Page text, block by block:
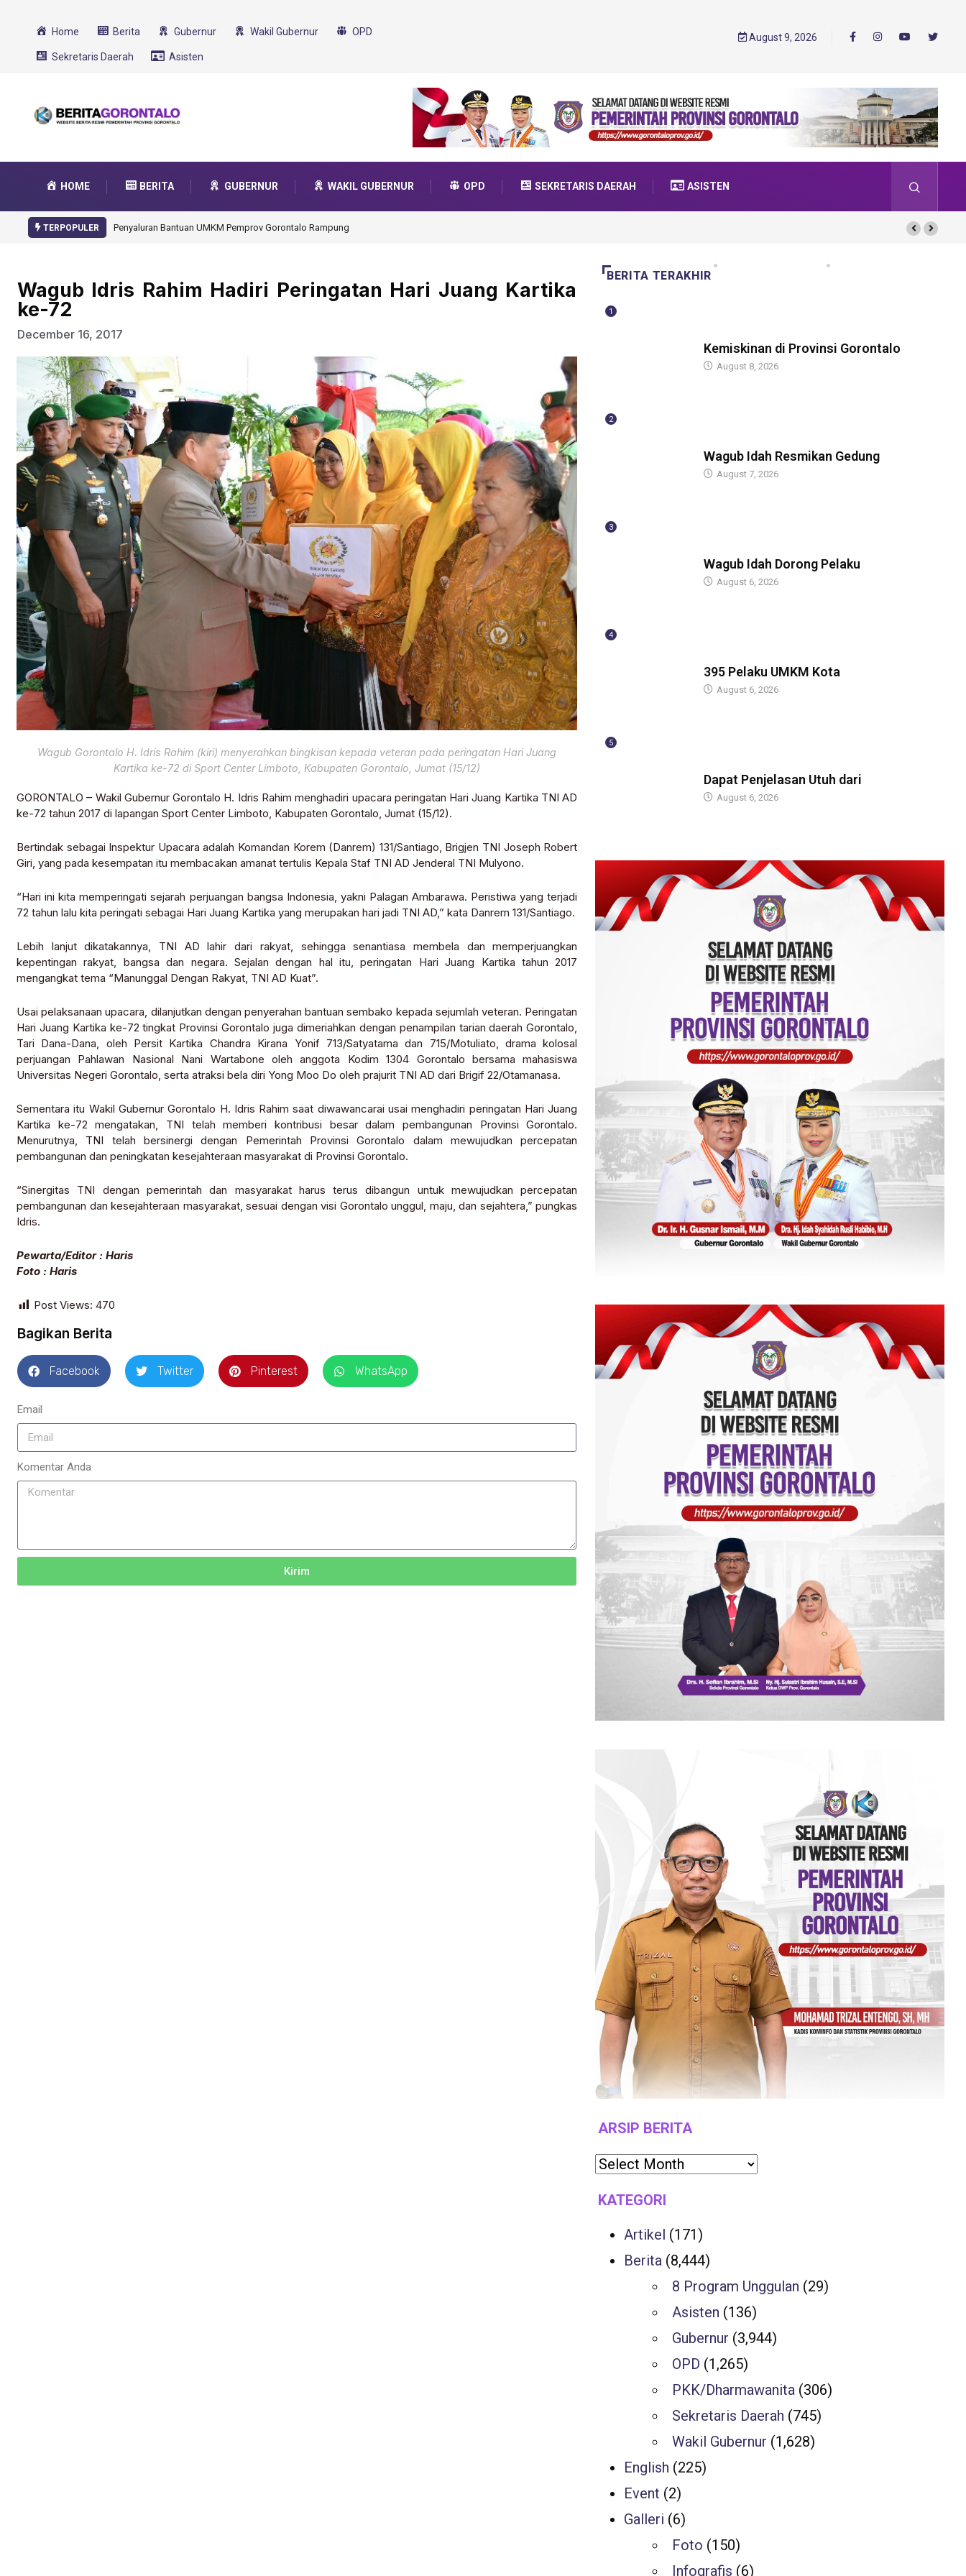
Home Berita Gubernur Wakil Gubernur OPD
Sekretaris Daerah Asisten
August 9, 2026
HOME BERITA GUBERNUR WAKIL GUBERNUR OPD SEKRETARIS DAERAH ASISTEN
TERPOPULER Gorontalo Ikut Dukung Program SMA Unggul Garuda Transformasi 2025
Wagub Idris Rahim Hadiri Peringatan Hari Juang Kartika
ke-72
December 16, 2017
Wagub Gorontalo H. Idris Rahim (kiri) menyerahkan bingkisan kepada veteran pada peringatan Hari Juang
Kartika ke-72 di Sport Center Limboto, Kabupaten Gorontalo, Jumat (15/12)
GORONTALO – Wakil Gubernur Gorontalo H. Idris Rahim menghadiri upacara peringatan Hari Juang Kartika TNI AD
ke-72 tahun 2017 di lapangan Sport Center Limboto, Kabupaten Gorontalo, Jumat (15/12).
Bertindak sebagai Inspektur Upacara adalah Komandan Korem (Danrem) 131/Santiago, Brigjen TNI Joseph Robert
Giri, yang pada kesempatan itu membacakan amanat tertulis Kepala Staf TNI AD Jenderal TNI Mulyono.
“Hari ini kita memperingati sejarah perjuangan bangsa Indonesia, yakni Palagan Ambarawa. Peristiwa yang terjadi
72 tahun lalu kita peringati sebagai Hari Juang Kartika yang merupakan hari jadi TNI AD,” kata Danrem 131/Santiago.
Lebih lanjut dikatakannya, TNI AD lahir dari rakyat, sehingga senantiasa membela dan memperjuangkan
kepentingan rakyat, bangsa dan negara. Sejalan dengan hal itu, peringatan Hari Juang Kartika tahun 2017
mengangkat tema “Manunggal Dengan Rakyat, TNI AD Kuat”.
Usai pelaksanaan upacara, dilanjutkan dengan penyerahan bantuan sembako kepada sejumlah veteran. Peringatan
Hari Juang Kartika ke-72 tingkat Provinsi Gorontalo juga dimeriahkan dengan penampilan tarian daerah Gorontalo,
Tari Dana-Dana, oleh Persit Kartika Chandra Kirana Yonif 713/Satyatama dan 715/Motuliato, drama kolosal
perjuangan Pahlawan Nasional Nani Wartabone oleh anggota Kodim 1304 Gorontalo bersama mahasiswa
Universitas Negeri Gorontalo, serta atraksi bela diri Yong Moo Do oleh prajurit TNI AD dari Brigif 22/Otamanasa.
Sementara itu Wakil Gubernur Gorontalo H. Idris Rahim saat diwawancarai usai menghadiri peringatan Hari Juang
Kartika ke-72 mengatakan, TNI telah memberi kontribusi besar dalam pembangunan Provinsi Gorontalo.
Menurutnya, TNI telah bersinergi dengan Pemerintah Provinsi Gorontalo dalam mewujudkan percepatan
pembangunan dan peningkatan kesejahteraan masyarakat di Provinsi Gorontalo.
“Sinergitas TNI dengan pemerintah dan masyarakat harus terus dibangun untuk mewujudkan percepatan
pembangunan dan kesejahteraan masyarakat, sesuai dengan visi Gorontalo unggul, maju, dan sejahtera,” pungkas
Idris.
Pewarta/Editor : Haris
Foto : Haris
Post Views: 470
Bagikan Berita
Facebook Twitter Pinterest WhatsApp
Email
Komentar Anda
Kirim
BERITA TERAKHIR
1
Kemiskinan di Provinsi Gorontalo
August 8, 2026
2
Wagub Idah Resmikan Gedung
August 7, 2026
3
Wagub Idah Dorong Pelaku
August 6, 2026
4
395 Pelaku UMKM Kota
August 6, 2026
5
Dapat Penjelasan Utuh dari
August 6, 2026
ARSIP BERITA
KATEGORI
Artikel (171)
Berita (8,444)
8 Program Unggulan (29)
Asisten (136)
Gubernur (3,944)
OPD (1,265)
PKK/Dharmawanita (306)
Sekretaris Daerah (745)
Wakil Gubernur (1,628)
English (225)
Event (2)
Galleri (6)
Foto (150)
Infografis (6)